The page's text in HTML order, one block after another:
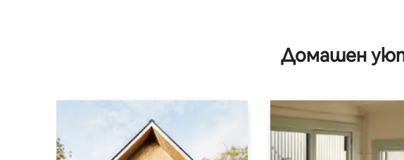
Домашен